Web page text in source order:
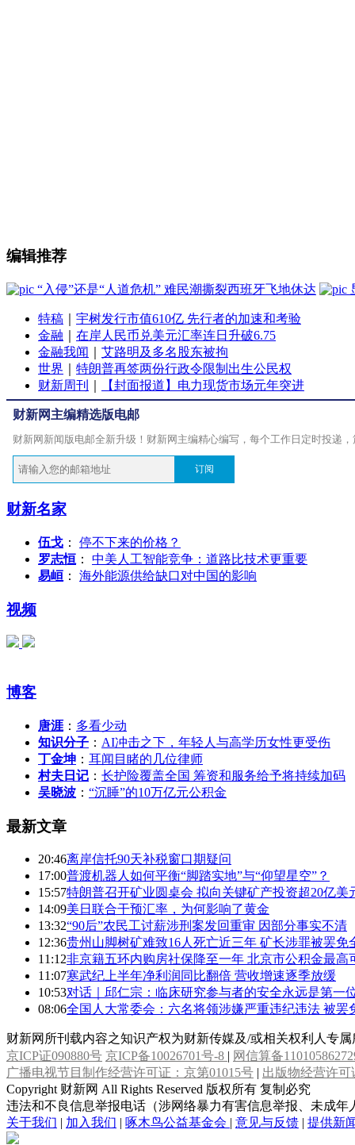
编辑推荐
“入侵”还是“人道危机” 难民潮撕裂西班牙飞地休达
特稿
宇树发行市值610亿 先行者的加速和考验
金融
在岸人民币兑美元汇率连日升破6.75
金融我闻
艾路明及多名股东被拘
世界
特朗普再签两份行政令限制出生公民权
财新周刊
【封面报道】电力现货市场元年突进
财新网主编精选版电邮
财新网新闻版电邮全新升级！财新网主编精心编写，每个工作日定时投递，
订阅
财新名家
伍戈 ： 停不下来的价格？
罗志恒 ： 中美人工智能竞争：道路比技术更重要
易峘 ： 海外能源供给缺口对中国的影响
视频
博客
唐涯 ： 多看少动
知识分子 ： AI冲击之下，年轻人与高学历女性更受伤
丁金坤 ： 耳闻目睹的几位律师
村夫日记 ： 长护险覆盖全国 筹资和服务给予将持续加码
吴晓波 ： “沉睡”的10万亿元公积金
最新文章
20:46离岸信托90天补税窗口期疑问
17:00普渡机器人如何平衡“脚踏实地”与“仰望星空”？
15:57特朗普召开矿业圆桌会 拟向关键矿产投资超20亿美
14:09美日联合干预汇率，为何影响了黄金
13:32“90后”农民工讨薪涉刑案发回重审 因部分事实不清
12:36贵州山脚树矿难致16人死亡近三年 矿长涉罪被罢免
11:12非京籍五环内购房社保降至一年 北京市公积金最高
11:07寒武纪上半年净利润同比翻倍 营收增速逐季放缓
10:53对话｜邱仁宗：临床研究参与者的安全永远是第一
08:06全国人大常委会：六名将领涉嫌严重违纪违法 被罢
财新网所刊载内容之知识产权为财新传媒及/或相关权利人专
京ICP证090880号 京ICP备10026701号-8 | 网信算备
广播电视节目制作经营许可证：京第01015号 | 出版物经营许可
Copyright 财新网 All Rights Reserved 版权所有 复制必究
违法和不良信息举报电话（涉网络暴力有害信息举报、未成年
关于我们 | 加入我们 | 啄木鸟公益基金会 | 意见与反馈 | 提供新